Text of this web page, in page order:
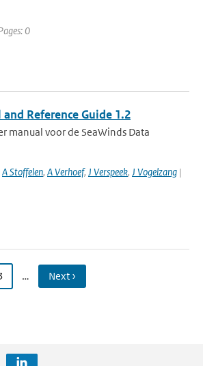
0
Reference Guide 1.2
manual voor de SeaWinds Data
A Stoffelen, A Verhoef, J Verspeek, J Vogelzang |
… Next ›